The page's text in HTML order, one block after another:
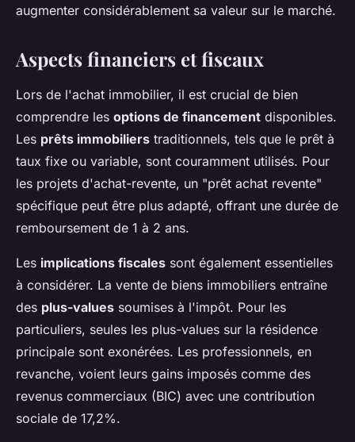
augmenter considérablement sa valeur sur le marché.
Aspects financiers et fiscaux
Lors de l'achat immobilier, il est crucial de bien
comprendre les options de financement disponibles.
Les prêts immobiliers traditionnels, tels que le prêt à
taux fixe ou variable, sont couramment utilisés. Pour
les projets d'achat-revente, un "prêt achat revente"
spécifique peut être plus adapté, offrant une durée de
remboursement de 1 à 2 ans.
Les implications fiscales sont également essentielles
à considérer. La vente de biens immobiliers entraîne
des plus-values soumises à l'impôt. Pour les
particuliers, seules les plus-values sur la résidence
principale sont exonérées. Les professionnels, en
revanche, voient leurs gains imposés comme des
revenus commerciaux (BIC) avec une contribution
sociale de 17,2%.